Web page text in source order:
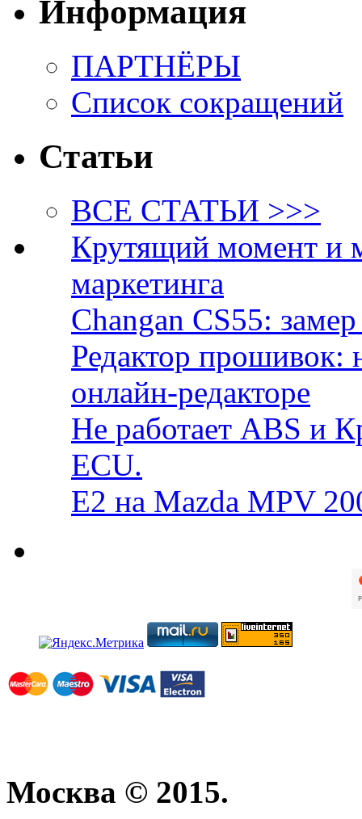
Информация
ПАРТНЁРЫ
Список сокращений
Статьи
ВСЕ СТАТЬИ >>>
Крутящий момент и
маркетинга
Changan CS55:
Редактор прошивок:
онлайн-редакторе
Не работает ABS и
ECU.
E2 на Mazda MPV
Москва © 2015.